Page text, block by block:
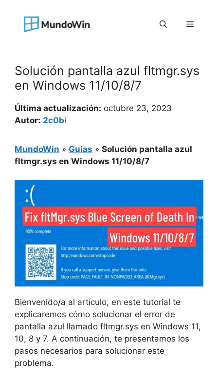
contenido
Menú
Solución pantalla azul fltmgr.sys
en Windows 11/10/8/7
Última actualización: octubre 23, 2023
Autor: 2c0bi
MundoWin » Guías » Solución pantalla azul
fltmgr.sys en Windows 11/10/8/7
Bienvenido/a al artículo, en este tutorial te
explicaremos cómo solucionar el error de
pantalla azul llamado fltmgr.sys en Windows 11,
10, 8 y 7. A continuación, te presentamos los
pasos necesarios para solucionar este
problema.